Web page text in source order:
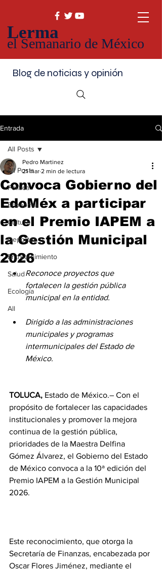
Lerma
el Semanario de México
Blog de noticias y opinión
Entrada
All Posts
Política
Economía
Cultura
Deportes
Entretenimiento
Salud
Ecología
All
All Posts
Convoca Gobierno del
EdoMéx a participar
en el Premio IAPEM a
la Gestión Municipal
2026
Pedro Martinez
21 mar 2 min de lectura
⁠Reconoce proyectos que
fortalecen la gestión pública
municipal en la entidad.
Dirigido a las administraciones
municipales y programas
intermunicipales del Estado de
México.
TOLUCA, Estado de México.– Con el
propósito de fortalecer las capacidades
institucionales y promover la mejora
continua de la gestión pública,
prioridades de la Maestra Delfina
Gómez Álvarez, el Gobierno del Estado
de México convoca a la 10ª edición del
Premio IAPEM a la Gestión Municipal
2026.
Este reconocimiento, que otorga la
Secretaría de Finanzas, encabezada por
Oscar Flores Jiménez, mediante el